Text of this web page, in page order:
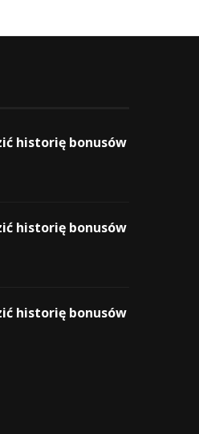
historię bonusów
historię bonusów
historię bonusów